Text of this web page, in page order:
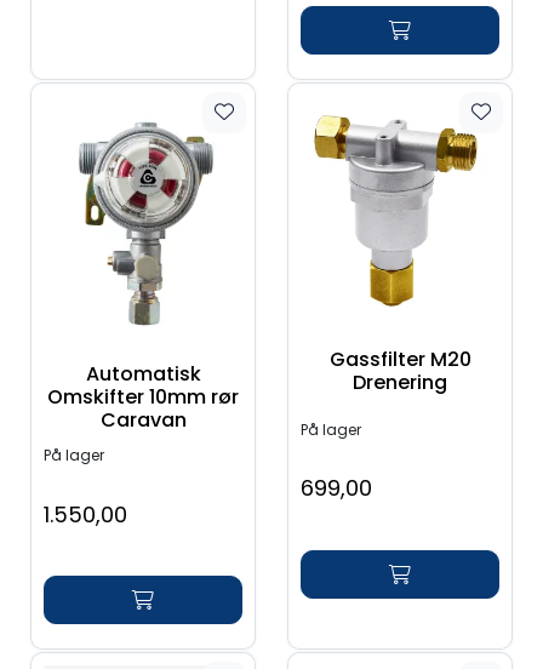
Automatisk
Omskifter 10mm rør
Caravan
På lager
1.550,00
Gassfilter M20
Drenering
På lager
699,00